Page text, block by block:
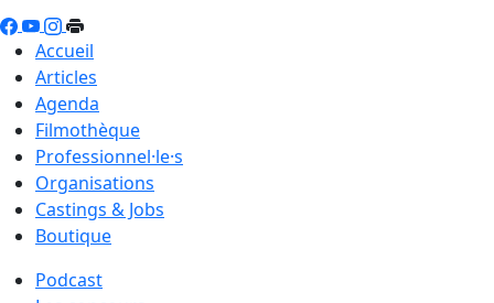
Accueil
Articles
Agenda
Filmothèque
Professionnel·le·s
Organisations
Castings & Jobs
Boutique
Podcast